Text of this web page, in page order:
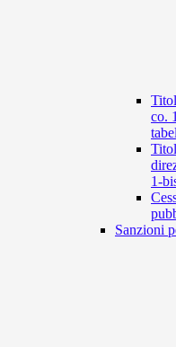
co.
1-
Sanzioni